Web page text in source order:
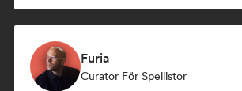
Furia
Curator För Spellistor